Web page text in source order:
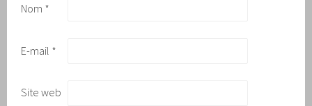
Nom *
E-mail *
Site web